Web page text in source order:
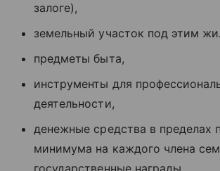
залоге),
земельный участок под этим
предметы быта,
инструменты для
деятельности,
денежные средства в пределах
минимума на каждого члена